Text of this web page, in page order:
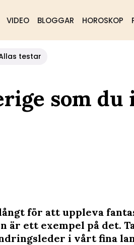
VIDEO BLOGGAR HOROSKOP
testar
som du
för att uppleva
är ett exempel på det.
i vårt fina